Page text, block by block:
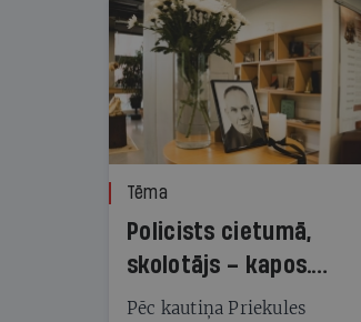
Tēma
Policists cietumā,
skolotājs – kapos.
Reibuma cena Priekulē
Pēc kautiņa Priekules